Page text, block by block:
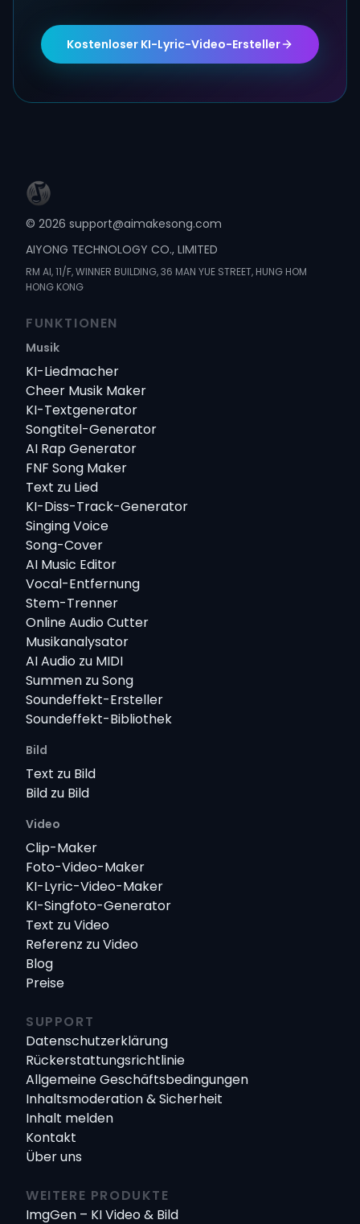
Kostenloser KI-Lyric-Video-Ersteller
© 2026 support@aimakesong.com
AIYONG TECHNOLOGY CO., LIMITED
RM Al, 11/F, WINNER BUILDING, 36 MAN YUE STREET, HUNG HOM
HONG KONG
FUNKTIONEN
Musik
KI-Liedmacher
Cheer Musik Maker
KI-Textgenerator
Songtitel-Generator
AI Rap Generator
FNF Song Maker
Text zu Lied
KI-Diss-Track-Generator
Singing Voice
Song-Cover
AI Music Editor
Vocal-Entfernung
Stem-Trenner
Online Audio Cutter
Musikanalysator
AI Audio zu MIDI
Summen zu Song
Soundeffekt-Ersteller
Soundeffekt-Bibliothek
Bild
Text zu Bild
Bild zu Bild
Video
Clip-Maker
Foto-Video-Maker
KI-Lyric-Video-Maker
KI-Singfoto-Generator
Text zu Video
Referenz zu Video
Blog
Preise
SUPPORT
Datenschutzerklärung
Rückerstattungsrichtlinie
Allgemeine Geschäftsbedingungen
Inhaltsmoderation & Sicherheit
Inhalt melden
Kontakt
Über uns
WEITERE PRODUKTE
ImgGen – KI Video & Bild